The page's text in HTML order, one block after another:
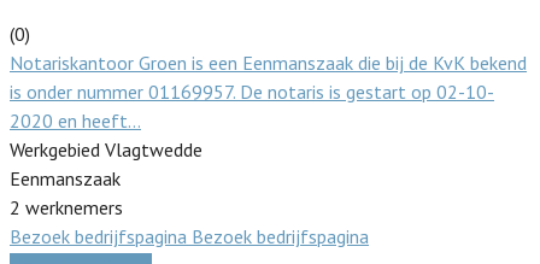
(0)
Notariskantoor Groen is een Eenmanszaak die bij de KvK bekend
is onder nummer 01169957. De notaris is gestart op 02-10-
2020 en heeft…
Werkgebied Vlagtwedde
Eenmanszaak
2 werknemers
Bezoek bedrijfspagina Bezoek bedrijfspagina